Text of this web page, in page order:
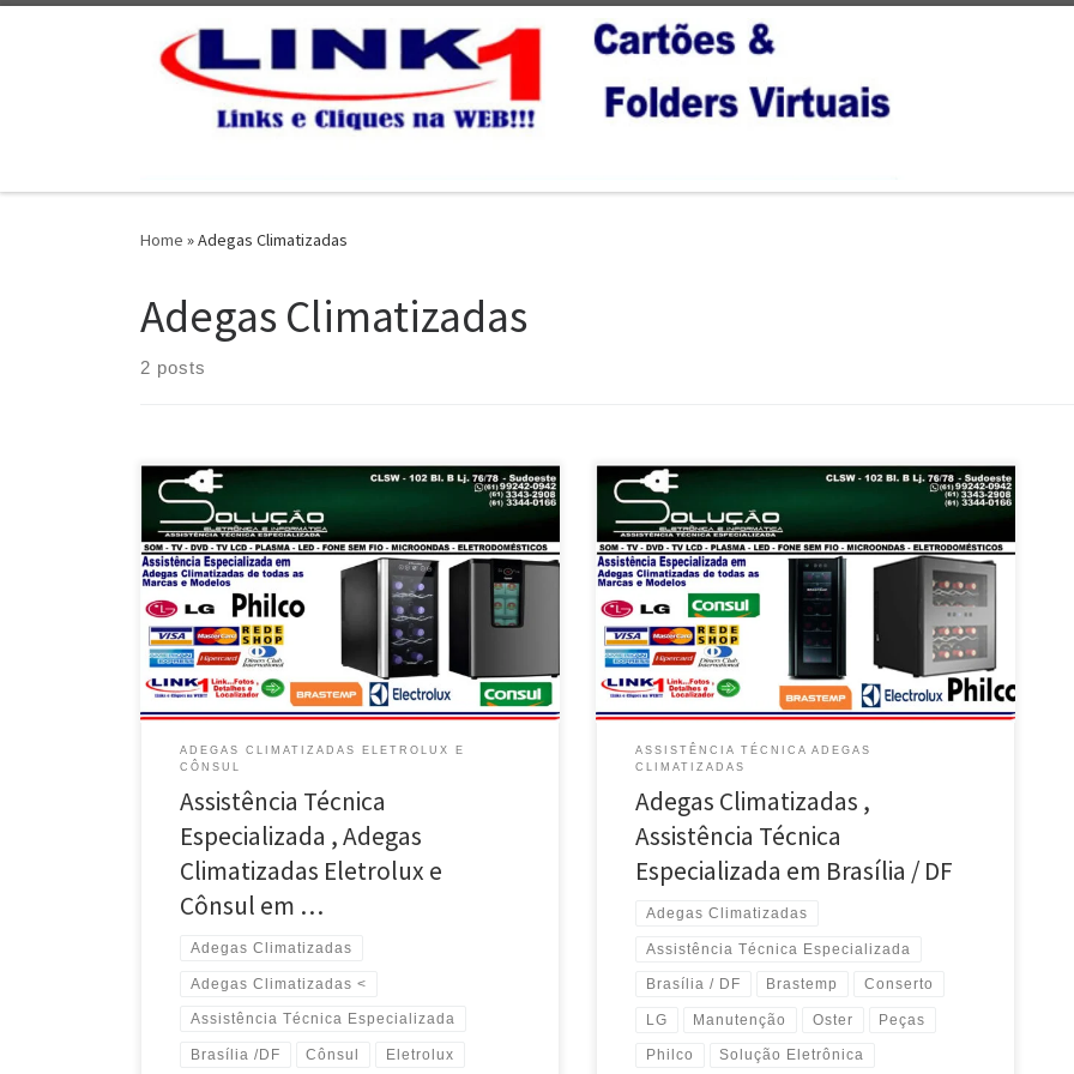
Home »Adegas Climatizadas
Adegas Climatizadas
2 posts
Solução Eletrônica , Conserto e Peças para Adegas
Climatizadas Cônsul e Eletrolux – Brasília / DF Adegas
Climatizadas Cônsul e Eletrolux Manutenção e
Acessórios – Busca e Entrega no Noroeste / DF
Adegas Climatizadas Cônsul , Assistência Técnica
Especializada – Busca e Entrega na Asa Norte / DF
Conserto e […]
ADEGAS CLIMATIZADAS ELETROLUX E
CÔNSUL
Assistência Técnica
Especializada , Adegas
Climatizadas Eletrolux e
Cônsul em …
Adegas Climatizadas
Adegas Climatizadas <
Assistência Técnica Especializada
Brasília /DF Cônsul Eletrolux
Solução Eletrônica , Conserto e Peças para Adegas
Climatizadas Brastemp e Philco – Brasília / DF Adegas
Climatizadas Brastemp , Manutenção e Acessórios –
Busca e Entrega no Noroeste / DF Adegas
Climatizadas Philco , Assistência Técnica Especializada
– Busca e Entrega na Asa Sul / DF Conserto e
Manutenção […]
ASSISTÊNCIA TÉCNICA ADEGAS
CLIMATIZADAS
Adegas Climatizadas ,
Assistência Técnica
Especializada em Brasília / DF
Adegas Climatizadas
Assistência Técnica Especializada
Brasília / DF Brastemp Conserto
LG Manutenção Oster Peças
Philco Solução Eletrônica